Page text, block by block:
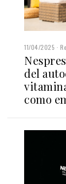
11/04/2025
del
como